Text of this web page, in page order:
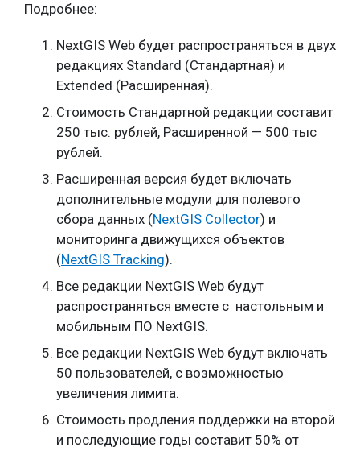
Подробнее:
NextGIS Web будет распространяться в двух
редакциях Standard (Стандартная) и
Extended (Расширенная).
Стоимость Стандартной редакции составит
250 тыс. рублей, Расширенной — 500 тыс
рублей.
Расширенная версия будет включать
дополнительные модули для полевого
сбора данных (NextGIS Collector) и
мониторинга движущихся объектов
(NextGIS Tracking).
Все редакции NextGIS Web будут
распространяться вместе с настольным и
мобильным ПО NextGIS.
Все редакции NextGIS Web будут включать
50 пользователей, с возможностью
увеличения лимита.
Стоимость продления поддержки на второй
и последующие годы составит 50% от